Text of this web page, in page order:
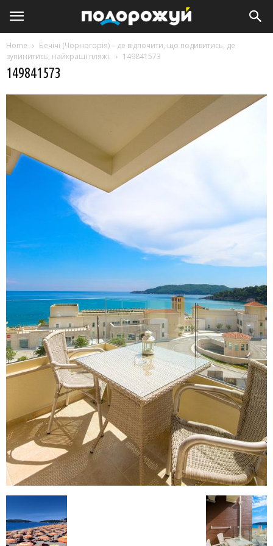
Home
Бечічі (Чорногорія) – де відпочити, що подивитись, де
зупинитись, найкращі пляжі.
149841573
149841573